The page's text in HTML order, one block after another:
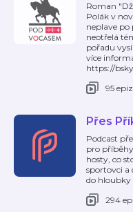
Roman
Polák v
neplave po
neotřelá
pořadu
více
https://
95
Přes
Podcast
pro
hosty, co
sportovci a
do hloubky
294